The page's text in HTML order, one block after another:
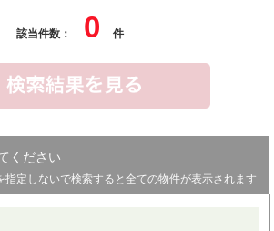
該当件数： 0 件
ください
定しないで検索すると全ての物件が表示されます